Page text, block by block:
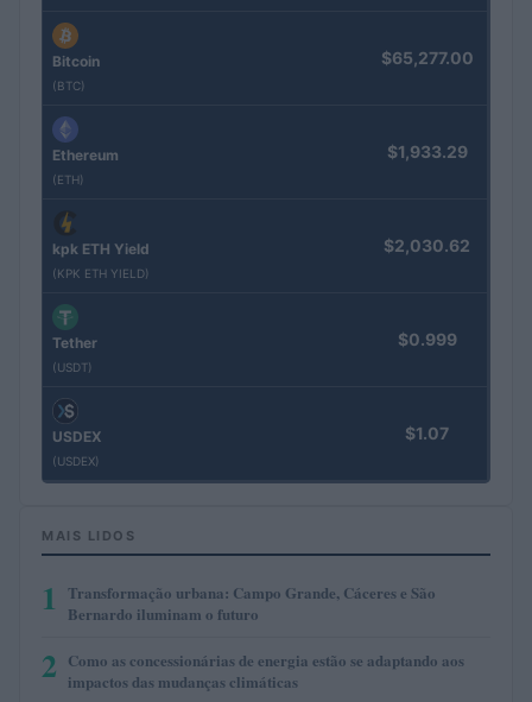
Bitcoin
(BTC)
$65,277.00
Ethereum
(ETH)
$1,933.29
kpk ETH Yield
(KPK ETH YIELD)
$2,030.62
Tether
(USDT)
$0.999
USDEX
(USDEX)
$1.07
MAIS LIDOS
1 Transformação urbana: Campo Grande, Cáceres e São
Bernardo iluminam o futuro
2 Como as concessionárias de energia estão se adaptando aos
impactos das mudanças climáticas